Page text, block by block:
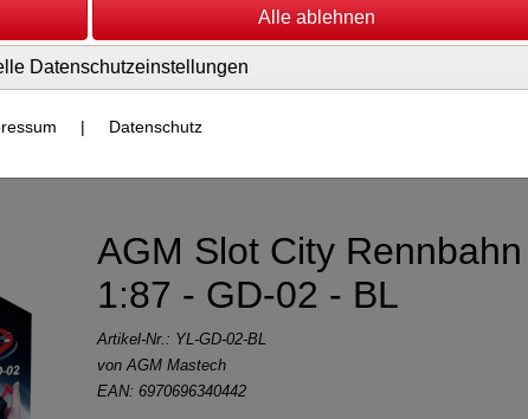
AGM Slot City Rennbahn
1:87 - GD-02 - BL
Artikel-Nr.: YL-GD-02-BL
vonAGM Mastech
EAN: 6970696340442
Datenschutzeinstellungen
| Datenschutz